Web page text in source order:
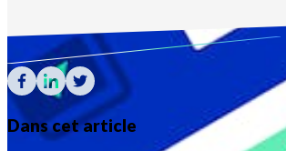
Dans cet article